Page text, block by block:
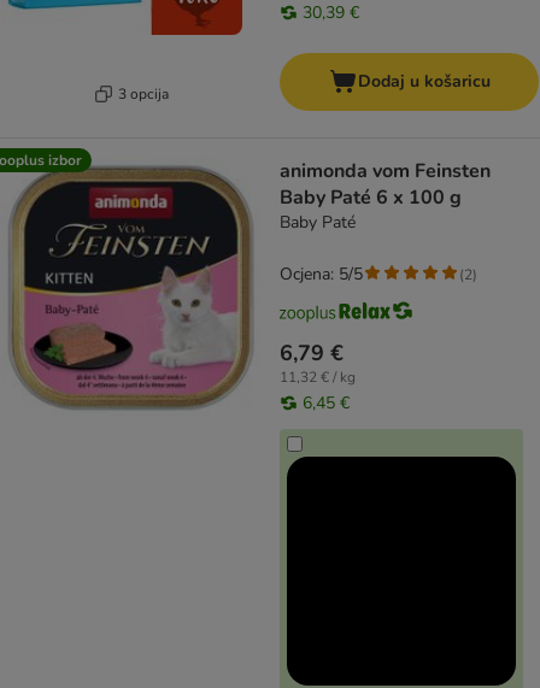
3 opcija
30,39 €
Dodaj u košaricu
izbor
animonda vom Feinsten
Baby Paté 6 x 100 g
Baby Paté
6,79 €
11,32 € / kg
6,45 €
Ocjena: 5/5 (2)